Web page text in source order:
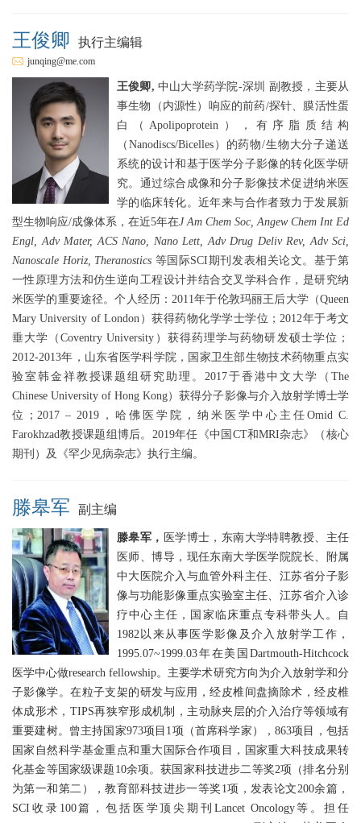
王俊卿 执行主编辑
junqing@me.com
王俊卿, 中山大学药学院-深圳 副教授，主要从
事生物（内源性）响应的前药/探针、膜活性蛋
白（Apolipoprotein），有序脂质结构
（Nanodiscs/Bicelles）的药物/生物大分子递送
系统的设计和基于医学分子影像的转化医学研
究。通过综合成像和分子影像技术促进纳米医
学的临床转化。近年来与合作者致力于发展新
型生物响应/成像体系，在近5年在J Am Chem Soc, Angew Chem Int Ed
Engl, Adv Mater, ACS Nano, Nano Lett, Adv Drug Deliv Rev, Adv Sci,
Nanoscale Horiz, Theranostics 等国际SCI期刊发表相关论文。基于第
一性原理方法和仿生逆向工程设计并结合交叉学科合作，是研究纳
米医学的重要途径。个人经历：2011年于伦敦玛丽王后大学（Queen
Mary University of London）获得药物化学学士学位；2012年于考文
垂大学（Coventry University）获得药理学与药物研发硕士学位；
2012-2013年，山东省医学科学院，国家卫生部生物技术药物重点实
验室韩金祥教授课题组研究助理。2017于香港中文大学（The
Chinese University of Hong Kong）获得分子影像与介入放射学博士学
位；2017 – 2019，哈佛医学院，纳米医学中心主任Omid C.
Farokhzad教授课题组博后。2019年任《中国CT和MRI杂志》（核心
期刊）及《罕少见病杂志》执行主编。
滕皋军 副主编
滕皋军， 医学博士，东南大学特聘教授、主任
医师、博导，现任东南大学医学院院长、附属
中大医院介入与血管外科主任、江苏省分子影
像与功能影像重点实验室主任、江苏省介入诊
疗中心主任，国家临床重点专科带头人。自
1982以来从事医学影像及介入放射学工作，
1995.07~1999.03年在美国Dartmouth-Hitchcock
医学中心做research fellowship。主要学术研究方向为介入放射学和分
子影像学。在粒子支架的研发与应用，经皮椎间盘摘除术，经皮椎
体成形术，TIPS再狭窄形成机制，主动脉夹层的介入治疗等领域有
重要建树。曾主持国家973项目1项（首席科学家），863项目，包括
国家自然科学基金重点和重大国际合作项目，国家重大科技成果转
化基金等国家级课题10余项。获国家科技进步二等奖2项（排名分别
为第一和第二），教育部科技进步一等奖1项，发表论文200余篇，
SCI收录100篇，包括医学顶尖期刊Lancet Oncology等。担任